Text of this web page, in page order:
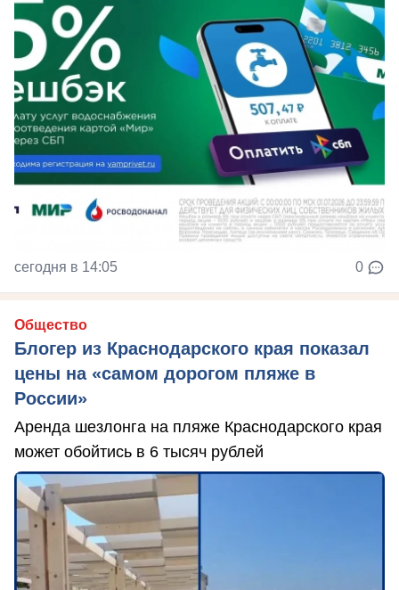
сегодня в 14:05 0
Общество
Блогер из Краснодарского края показал
цены на «самом дорогом пляже в
России»
Аренда шезлонга на пляже Краснодарского края
может обойтись в 6 тысяч рублей